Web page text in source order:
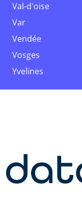
Val-d'oise
Var
Vendée
Vosges
Yvelines